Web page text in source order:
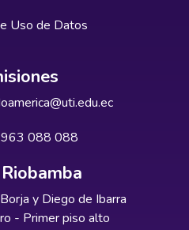
Uso de Datos
088 088
y Diego de Ibarra
- Primer piso alto